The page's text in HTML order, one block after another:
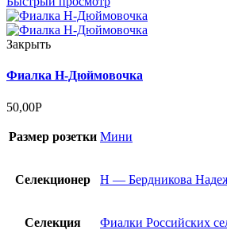
Закрыть
Фиалка Н-Дюймовочка
50,00Р
Размер розетки Мини
Селекционер Н — Бердникова
Селекция Фиалки Российских